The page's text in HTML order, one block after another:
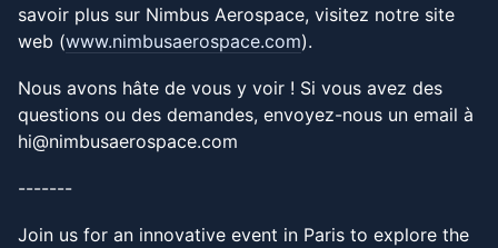
savoir plus sur Nimbus Aerospace, visitez notre site
web (www.nimbusaerospace.com).
Nous avons hâte de vous y voir ! Si vous avez des
questions ou des demandes, envoyez-nous un email à
hi@nimbusaerospace.com
-------
Join us for an innovative event in Paris to explore the